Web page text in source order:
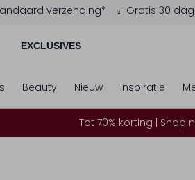
verzending* Gratis 30
EXCLUSIVES
Beauty Nieuw Inspiratie
Tot 70% korting | Shop